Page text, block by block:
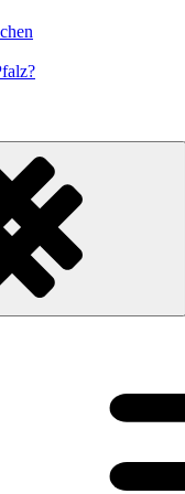
Untermenü